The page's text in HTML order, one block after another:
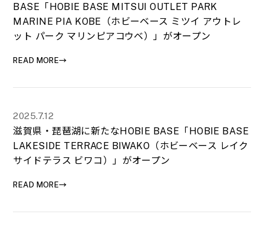
BASE「HOBIE BASE MITSUI OUTLET PARK
MARINE PIA KOBE（ホビーベース ミツイ アウトレ
ット パーク マリンピアコウベ）」がオープン
READ MORE→
2025.7.12
滋賀県・琵琶湖に新たなHOBIE BASE「HOBIE BASE
LAKESIDE TERRACE BIWAKO（ホビーベース レイク
サイドテラス ビワコ）」がオープン
READ MORE→